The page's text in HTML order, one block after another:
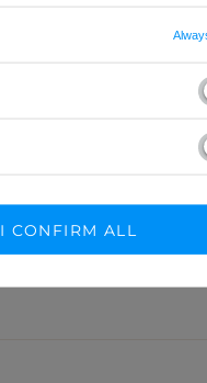
I CONFIRM ALL